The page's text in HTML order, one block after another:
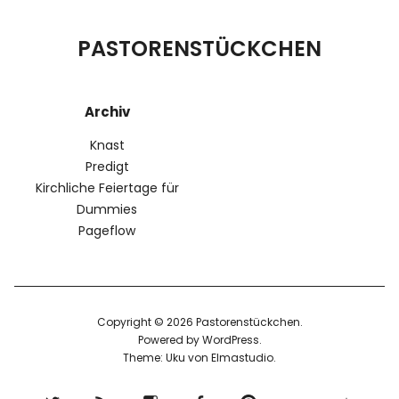
PASTORENSTÜCKCHEN
Archiv
Knast
Predigt
Kirchliche Feiertage für
Dummies
Pageflow
Copyright © 2026 Pastorenstückchen
Powered byWordPress
Theme: Uku von Elmastudio